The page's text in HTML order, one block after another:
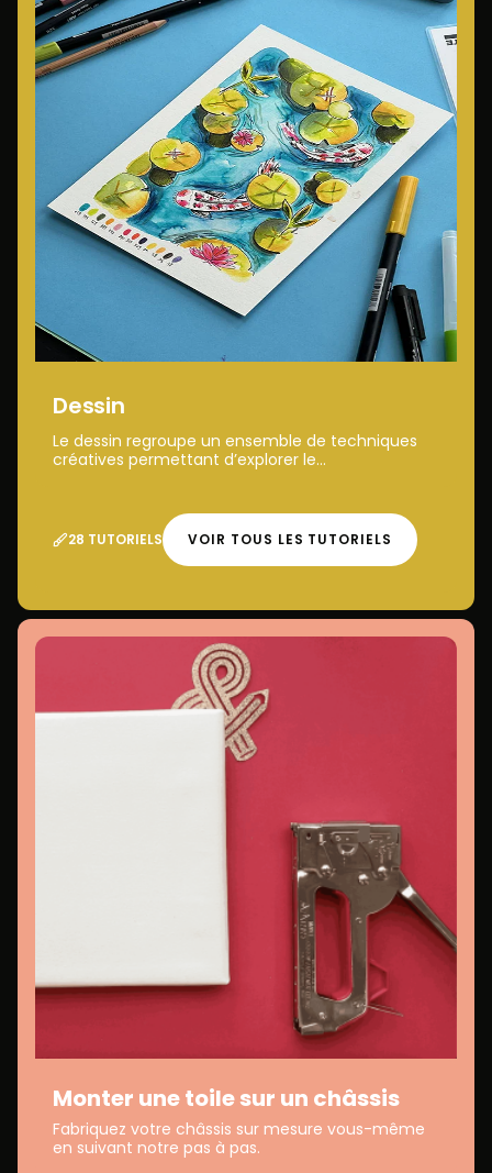
Dessin
Le dessin regroupe un ensemble de techniques
créatives permettant d’explorer le...
28 TUTORIELS VOIR TOUS LES TUTORIELS
Monter une toile sur un châssis
Fabriquez votre châssis sur mesure vous-même
en suivant notre pas à pas.